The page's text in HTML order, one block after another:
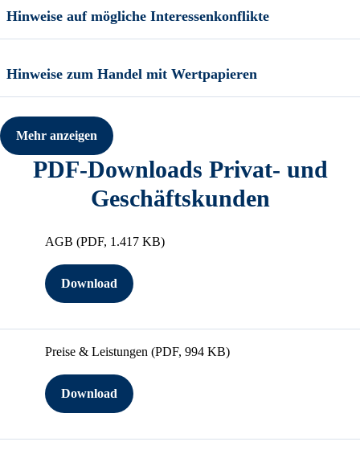
Hinweise auf mögliche Interessenkonflikte
Hinweise zum Handel mit Wertpapieren
Mehr anzeigen
PDF-Downloads Privat- und
Geschäftskunden
AGB (PDF, 1.417 KB)
Download
Preise & Leistungen (PDF, 994 KB)
Download